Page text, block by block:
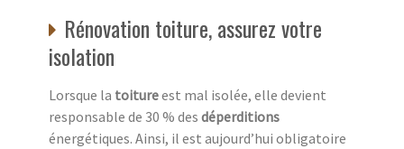
Rénovation toiture, assurez votre
isolation
Lorsque la toitureest mal isolée, elle devient
responsable de 30 % des déperditions
énergétiques. Ainsi, il est aujourd’hui obligatoire